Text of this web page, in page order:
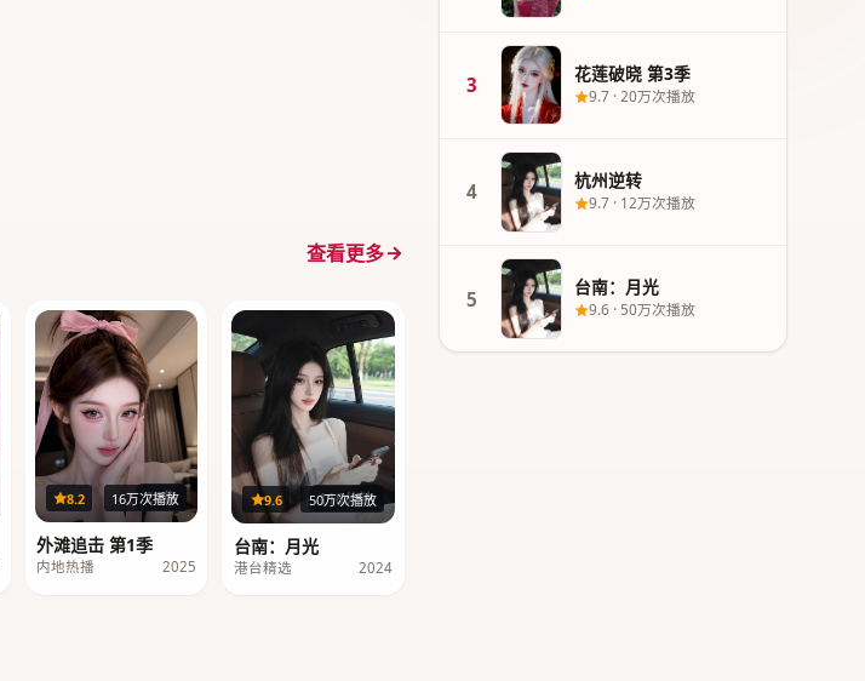
查看更多
29集
8.2 16万次播放
外滩追击 第1季
内地热播 2025
116分钟
9.6 50万次播放
台南：月光
港台精选 2024
3 花莲破晓 第3季
9.7 · 20万次播放
4 杭州逆转
9.7 · 12万次播放
5 台南：月光
9.6 · 50万次播放